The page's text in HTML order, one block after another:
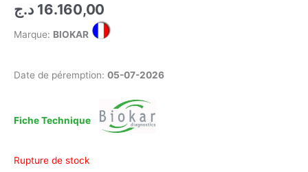
16.160,00 د.ج
Marque: BIOKAR
Date de péremption: 05-07-2026
Fiche Technique
Rupture de stock